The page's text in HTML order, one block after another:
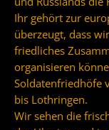
Ihr gehört zur
überzeugt, dass
friedliches
organisieren
Soldatenfriedhöfe
bis Lothringen.
Wir sehen die